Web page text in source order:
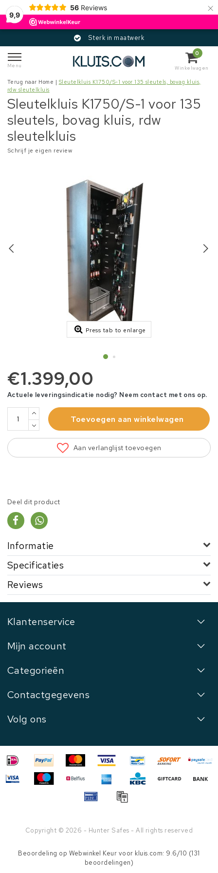
9,9
56 Reviews ×
Sterk in maatwerk
Menu
0
Winkelwagen
Terug naar Home | Sleutelkluis K1750/S-1 voor 135 sleutels, bovag kluis,
rdw sleutelkluis
Sleutelkluis K1750/S-1 voor 135
sleutels, bovag kluis, rdw
sleutelkluis
Schrijf je eigen review
Press tab to enlarge
€1.399,00
Actuele leveringsindicatie nodig? Neem contact met ons op.
Toevoegen aan winkelwagen
Aan verlanglijst toevoegen
Deel dit product
Informatie
Specificaties
Reviews
Klantenservice
Mijn account
Categorieën
Contactgegevens
Volg ons
Copyright © 2026 - Hunter Safes - All rights reserved
Beoordeling op Webwinkel Keur voor kluis.com: 9.6/10 (131
beoordelingen)